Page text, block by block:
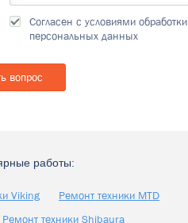
Согласен с условиями обработки
персональных данных
работы:
Viking
Ремонт техники MTD
Ремонт техники Shibaura